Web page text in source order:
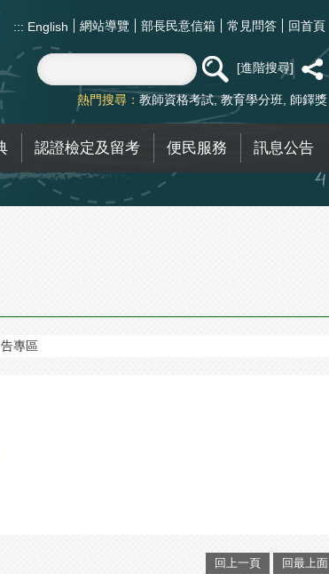
::: English 網站導覽 部長民意信箱 常見問答 回首頁
進階搜尋
熱門搜尋： 教師資格考試 教育學分班 師鐸獎
認證檢定及留考 便民服務 訊息公告
專區
回上一頁 回最上面